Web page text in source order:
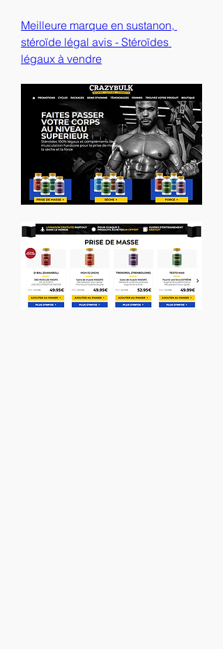
Meilleure marque en sustanon,
stéroïde légal avis - Stéroïdes
légaux à vendre